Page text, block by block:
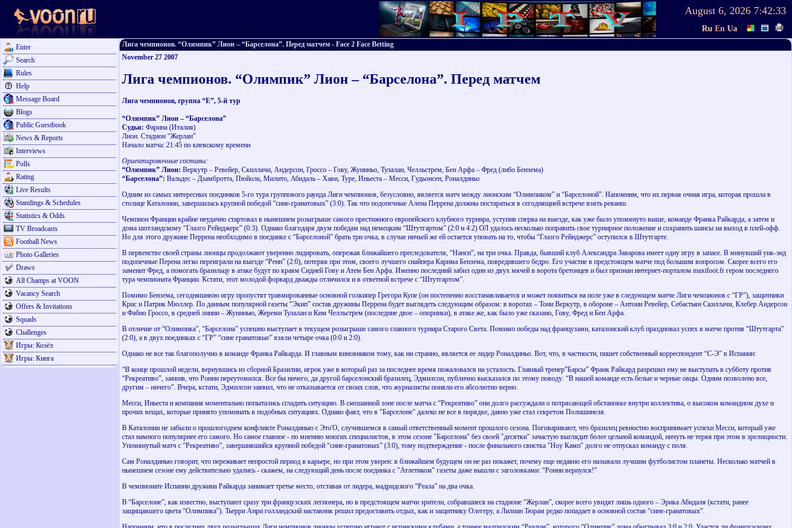
August 6, 2026 7:42:33
Ru En Ua
Enter
Search
Rules
Help
Message Board
Blogs
Public Guestbook
News & Reports
Interviews
Polls
Rating
Live Results
Standings & Schedules
Statistics & Odds
TV Broadcasts
Football News
Photo Galleries
Draws
All Champs at VOON
Vacancy Search
Offers & Invitations
Squads
Challenges
Игры: Козёл
Игры: Кинга
Лига чемпионов. “Олимпик” Лион – “Барселона”. Перед матчем - Face 2 Face Betting
November 27 2007
Лига чемпионов. “Олимпик” Лион – “Барселона”. Перед матчем
Лига чемпионов, группа “Е”, 5-й тур
“Олимпик” Лион – “Барселона”
Судья: Фарина (Италия)
Лион. Стадион “Жерлан”
Начало матча: 21:45 по киевскому времени
Ориентировочные составы:
“Олимпик” Лион: Веркутр – Ревейер, Скиллачи, Андерсон, Гроссо – Гову, Жуниньо, Тулалан, Челльстрем, Бен Арфа – Фред (либо Бензема)
“Барселона”: Вальдес – Дзамбротта, Пюйоль, Милито, Абидаль – Хави, Туре, Иньеста – Месси, Гудьонсен, Роналдиньо
Одним из самых интересных поединков 5-го тура группового раунда Лиги чемпионов, безусловно, является матч между лионским “Олимпиком” и “Барселоной”. Напомним, что их первая очная игра, которая прошла в
столице Каталонии, завершилась крупной победой “сине-гранатовых” (3:0). Так что подопечные Алена Перрена должны постараться в сегоднящней встрече взять реванш.
Чемпион Франции крайне неудачно стартовал в нынешнем розыгрыше самого престижного европейского клубного турнира, уступив сперва на выезде, как уже было упомянуто выше, команде Франка Райкарда, а затем и
дома шотландскому “Глазго Рейнджерс” (0:3). Однако благодаря двум победам над немецким “Штутгартом” (2:0 и 4:2) ОЛ удалось несколько поправить свое турнирное положение и сохранить шансы на выход в плей-офф.
Но для этого дружине Перрена необходимо в поединке с “Барселоной” брать три очка, в случае ничьей же ей остается уповать на то, чтобы “Глазго Рейнджерс” оступился в Штутгарте.
В первенстве своей страны лионцы продолжают уверенно лидировать, опережая ближайшего преследователя, “Нанси”, на три очка. Правда, бывший клуб Александра Заварова имеет одну игру в запасе. В минувший уик-энд
подопечные Перена легко переиграли на выезде “Ренн” (2:0), потеряв при этом, своего лучшего снайпера Карима Бензема, повредившего бедро. Его участие в предстоящем матче под большим вопросом. Скорее всего его
заменит Фред, а помогать бразильцу в атаке будут по краям Сидней Гову и Атем Бен Арфа. Именно последний забил один из двух мячей в ворота бретонцев и был признан интернет-порталом maxifoot.fr гером последнего
тура чемпионата Франции. Кстати, этот молодой форвард дважды отличился и в ответной встрече с “Штутгартом”.
Помимо Бензема, сегодняшнюю игру пропустят травмированные основной голкипер Грегори Купе (он постепенно восстанавливается и может появиться на поле уже в следующем матче Лиги чемпионов с “ГР”), защитники
Крис и Патрик Мюллер. По данным популярной газеты “Экип” состав дружины Перрена будет выглядеть следующим образом: в воротах – Тони Веркутр, в обороне – Антони Ревейер, Себастьян Скиллачи, Клебер Андерсон
и Фабио Гроссо, в средней линии – Жунинью, Жереми Тулалан и Ким Челльстрем (последние двое – опорники), в атаке же, как было уже сказано, Гову, Фред и Бен Арфа.
В отличие от “Олимпика”, “Барселона” успешно выступает в текущем розыгрыше самого главного турнира Старого Света. Помимо победы над французами, каталонский клуб праздновал успех в матче против “Штутгарта”
(2:0), а в двух поединках с “ГР” “сине гранатовые” взяли четыре очка (0:0 и 2:0).
Однако не все так благополучно в команде Франка Райкарда. И главным виновником тому, как ни странно, является ее лидер Роналдиньо. Вот, что, в частности, пишет собственный корреспондент “С-Э” в Испании:
“В конце прошлой недели, вернувшись из сборной Бразилии, игрок уже в который раз за последнее время пожаловался на усталость. Главный тренер”Барсы” Франк Райкард разрешил ему не выступать в субботу против
“Рекреативо”, заявив, что Ронни переутомился. Все бы ничего, да другой барселонский бразилец, Эдмилсон, публично высказался по этому поводу: “В нашей команде есть белые и черные овцы. Одним позволено все,
другим – ничего”. Вчера, кстати, Эдмилсон заявил, что не отказывается от своих слов, что журналисты поняли его абсолютно верно.
Месси, Иньеста и компания моментально попытались сгладить ситуацию. В смешанной зоне после матча с “Рекреативо” они долго рассуждали о потрясающей обстановке внутри коллектива, о высоком командном духе и
прочих вещах, которые принято упоминать в подобных ситуациях. Однако факт, что в "Барселоне" далеко не все в порядке, давно уже стал секретом Полишинеля.
В Каталонии не забыли о прошлогоднем конфликте Роналдинью с Это'О, случившемся в самый ответственный момент прошлого сезона. Поговаривают, что бразилец ревностно воспринимает успехи Месси, который уже
стал намного популярнее его самого. Но самое главное - по мнению многих специалистов, в этом сезоне "Барселона" без своей "десятки" зачастую выглядит более цельной командой, ничуть не теряя при этом в зрелищности.
Упомянутый матч с “Рекреативо”, завершившийся крупной победой “сине-гранатовых” (3:0), тому подтверждение - после финального свистка "Ноу Камп" долго не отпускал команду с поля.
Сам Роналдинью говорит, что переживает непростой период в карьере, но при этом уверен: в ближайшем будущем он не раз покажет, почему еще недавно его называли лучшим футболистом планеты. Несколько матчей в
нынешнем сезоне ему действительно удались - скажем, на следующий день после поединка с "Атлетиком" газеты даже вышли с заголовками: “Ронни вернулся!”
В чемпионате Испании дружина Райкарда занимает третье место, отставая от лидера, мадридского “Реала” на два очка.
В “Барселоне”, как известно, выступают сразу три французских легионера, но в предстоящем матчи зрители, собравшиеся на стадионе “Жерлан”, скорее всего увидят лишь одного – Эрика Абидаля (кстати, ранее
защищавшего цвета “Олимпика”). Тьерри Анри голландский наставник решил предоставить отдых, как и защитнику Олегеру, а Лилиан Тюрам редко попадает в основной состав “сине-гранатовых”.